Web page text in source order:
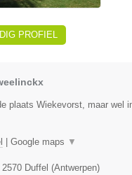
PROFIEL
plaats Wiekevorst, maar wel
| Google maps ▼
2570 Duffel (Antwerpen)